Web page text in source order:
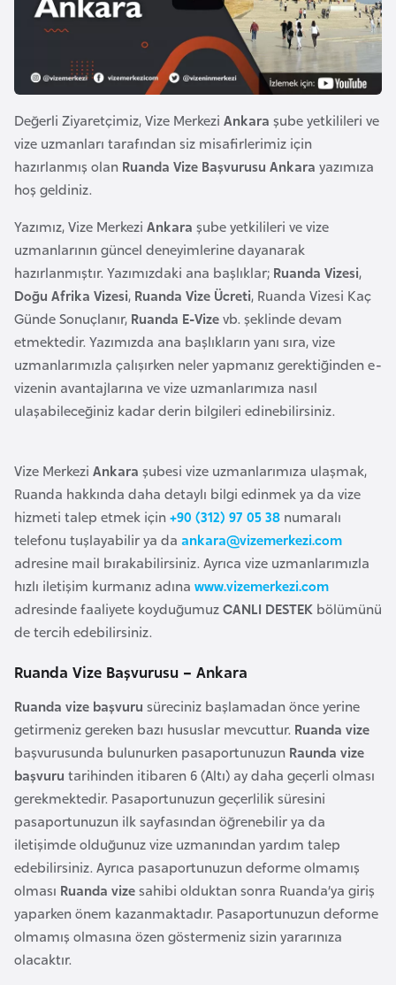
Değerli Ziyaretçimiz, Vize Merkezi Ankara şube yetkilileri ve
vize uzmanları tarafından siz misafirlerimiz için
hazırlanmış olan Ruanda Vize Başvurusu Ankara yazımıza
hoş geldiniz.
Yazımız, Vize Merkezi Ankara şube yetkilileri ve vize
uzmanlarının güncel deneyimlerine dayanarak
hazırlanmıştır. Yazımızdaki ana başlıklar; Ruanda Vizesi,
Doğu Afrika Vizesi, Ruanda Vize Ücreti, Ruanda Vizesi Kaç
Günde Sonuçlanır, Ruanda E-Vizevb. şeklinde devam
etmektedir. Yazımızda ana başlıkların yanı sıra, vize
uzmanlarımızla çalışırken neler yapmanız gerektiğinden e-
vizenin avantajlarına ve vize uzmanlarımıza nasıl
ulaşabileceğiniz kadar derin bilgileri edinebilirsiniz.
Vize Merkezi Ankara şubesi vize uzmanlarımıza ulaşmak,
Ruanda hakkında daha detaylı bilgi edinmek ya da vize
hizmeti talep etmek için+90 (312) 97 05 38 numaralı
telefonu tuşlayabilir ya da ankara@vizemerkezi.com
adresine mail bırakabilirsiniz. Ayrıca vize uzmanlarımızla
hızlı iletişim kurmanız adına www.vizemerkezi.com
adresinde faaliyete koyduğumuzCANLI DESTEK bölümünü
de tercih edebilirsiniz.
Ruanda Vize Başvurusu – Ankara
Ruanda vize başvuru süreciniz başlamadan önce yerine
getirmeniz gereken bazı hususlar mevcuttur. Ruanda vize
başvurusunda bulunurken pasaportunuzun Raunda vize
başvuru tarihinden itibaren 6 (Altı) ay daha geçerli olması
gerekmektedir. Pasaportunuzun geçerlilik süresini
pasaportunuzun ilk sayfasından öğrenebilir ya da
iletişimde olduğunuz vize uzmanından yardım talep
edebilirsiniz. Ayrıca pasaportunuzun deforme olmamış
olması Ruanda vizesahibi olduktan sonra Ruanda’ya giriş
yaparken önem kazanmaktadır. Pasaportunuzun deforme
olmamış olmasına özen göstermeniz sizin yararınıza
olacaktır.
e
B
a
l
a
d
e
ş
B
e
l
a
u
s
B
e
l
ç
i
a
B
e
n
i
n
B
o
s
n
a